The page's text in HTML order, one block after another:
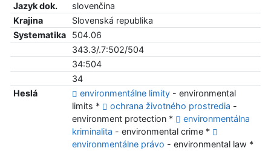
Jazyk dok.
slovenčina
Krajina
Slovenská republika
Systematika
504.06
343.3/.7:502/504
34:504
34
Heslá
environmentálne limity- environmental
limits *
ochrana životného prostredia -
environment protection *
environmentálna
kriminalita - environmental crime *
environmentálne právo - environmental law *